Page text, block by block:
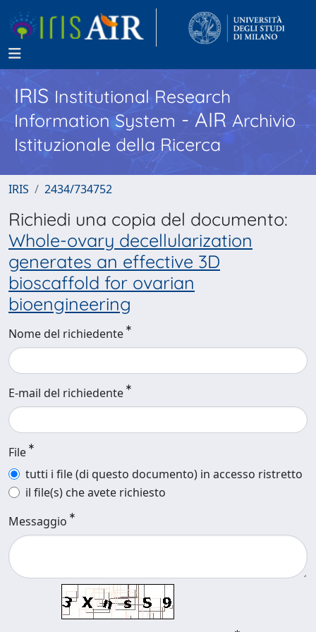
IRISInstitutional Research
Information System - AIR Archivio
Istituzionale della Ricerca
IRIS 2434/734752
Richiedi una copia del documento:
Whole-ovary decellularization
generates an effective 3D
bioscaffold for ovarian
bioengineering
Nome del richiedente
E-mail del richiedente
File
tutti i file (di questo documento) in accesso ristretto
il file(s) che avete richiesto
Messaggio